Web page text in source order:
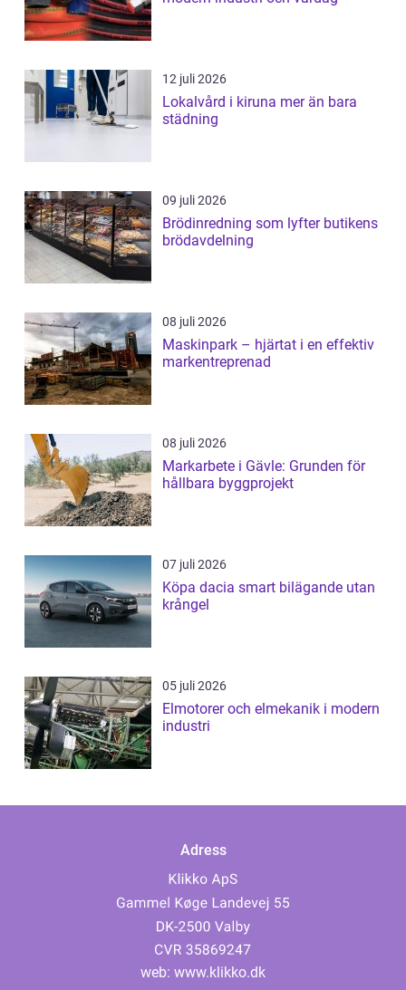
12 juli 2026
Lokalvård i kiruna mer än bara
städning
09 juli 2026
Brödinredning som lyfter butikens
brödavdelning
08 juli 2026
Maskinpark – hjärtat i en effektiv
markentreprenad
08 juli 2026
Markarbete i Gävle: Grunden för
hållbara byggprojekt
07 juli 2026
Köpa dacia smart bilägande utan
krångel
05 juli 2026
Elmotorer och elmekanik i modern
industri
Adress
web: www.klikko.dk